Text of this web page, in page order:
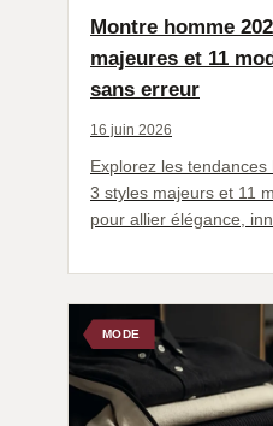
Montre homme
majeures et 11
sans erreur
16 juin 2026
Explorez les
3 styles majeurs et 11
pour allier élégance,
MODE